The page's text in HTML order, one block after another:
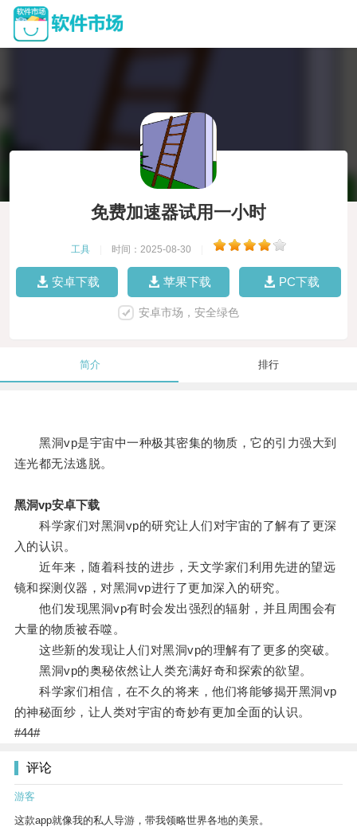
免费加速器试用一小时
工具 时间：2025-08-30
安卓下载 苹果下载 PC下载
安卓市场，安全绿色
简介 排行
黑洞vp是宇宙中一种极其密集的物质，它的引力强大到
连光都无法逃脱。
黑洞vp安卓下载
科学家们对黑洞vp的研究让人们对宇宙的了解有了更深
入的认识。
近年来，随着科技的进步，天文学家们利用先进的望远
镜和探测仪器，对黑洞vp进行了更加深入的研究。
他们发现黑洞vp有时会发出强烈的辐射，并且周围会有
大量的物质被吞噬。
这些新的发现让人们对黑洞vp的理解有了更多的突破。
黑洞vp的奥秘依然让人类充满好奇和探索的欲望。
科学家们相信，在不久的将来，他们将能够揭开黑洞vp
的神秘面纱，让人类对宇宙的奇妙有更加全面的认识。
#44#
评论
游客
这款app就像我的私人导游，带我领略世界各地的美景。